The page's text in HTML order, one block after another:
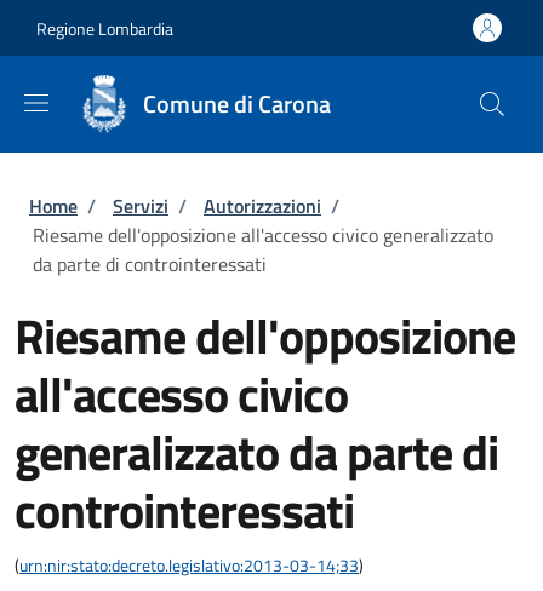
Regione Lombardia
Comune di Carona
Briciole di pane
Home / Servizi / Autorizzazioni /
Riesame dell'opposizione all'accesso civico generalizzato
da parte di controinteressati
Riesame dell'opposizione
all'accesso civico
generalizzato da parte di
controinteressati
(urn:nir:stato:decreto.legislativo:2013-03-14;33)